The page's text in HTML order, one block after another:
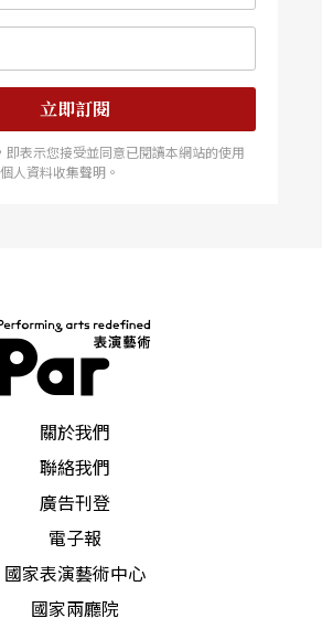
立即訂閱
即表示您接受並同意已閱讀本網站的使用
人資料收集聲明。
關於我們
聯絡我們
廣告刊登
電子報
國家表演藝術中心
國家兩廳院